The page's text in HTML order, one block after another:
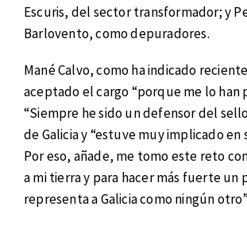
Escuris, del sector transformador; y
Barlovento, como depuradores.
Mané Calvo, como ha indicado
aceptado el cargo “porque me lo han
“Siempre he sido un defensor del
de Galicia y “estuve muy implicado en
Por eso, añade, me tomo este reto
a mi tierra y para hacer más fuerte
representa a Galicia como ningún